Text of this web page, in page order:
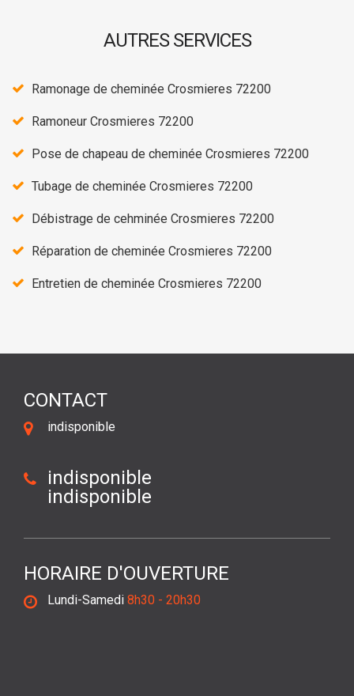
AUTRES SERVICES
Ramonage de cheminée Crosmieres 72200
Ramoneur Crosmieres 72200
Pose de chapeau de cheminée Crosmieres 72200
Tubage de cheminée Crosmieres 72200
Débistrage de cehminée Crosmieres 72200
Réparation de cheminée Crosmieres 72200
Entretien de cheminée Crosmieres 72200
CONTACT
indisponible
indisponible
indisponible
HORAIRE D'OUVERTURE
Lundi-Samedi 8h30 - 20h30